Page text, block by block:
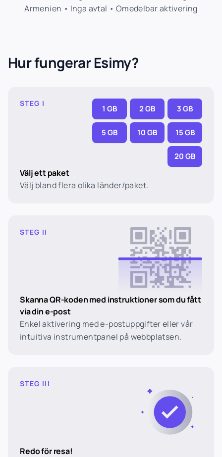
Armenien • Inga avtal • Omedelbar aktivering
Hur fungerar Esimy?
STEG I
1 GB 2 GB 3 GB
5 GB 10 GB 15 GB
20 GB
Välj ett paket
Välj bland flera olika länder/paket.
STEG II
Skanna QR-koden med instruktioner som du fått
via din e-post
Enkel aktivering med e-postuppgifter eller vår
intuitiva instrumentpanel på webbplatsen.
STEG III
Redo för resa!